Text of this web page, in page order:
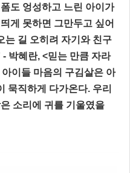
도 엉성하고 느린 아이가
게 못하면 그만두고 싶어
는 길 오히려 자기와 친구
박혜란, <믿는 만큼 자라
이들 마음의 구김살은 아
묵직하게 다가온다. 우리
소리에 귀를 기울였을